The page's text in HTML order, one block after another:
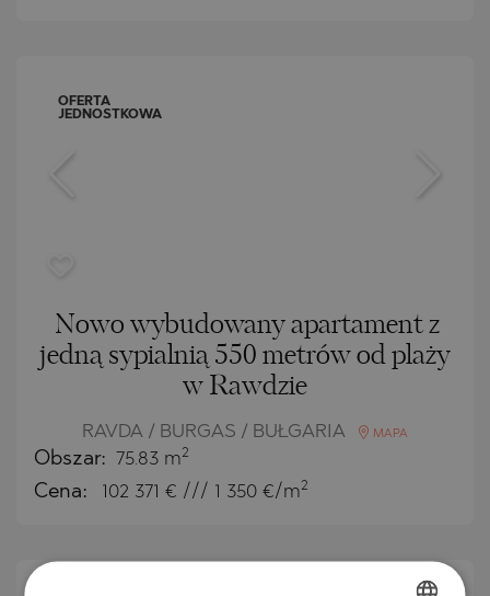
OFERTA
JEDNOSTKOWA
Nowo wybudowany apartament z
jedną sypialnią 550 metrów od plaży
w Rawdzie
RAVDA / BURGAS / BUŁGARIA MAPA
Obszar: 75.83 m2
Cena: 102 371 € /// 1 350 €/m2